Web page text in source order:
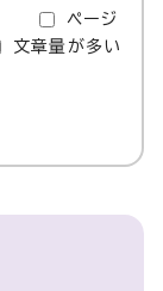
ページ
文章量が多い